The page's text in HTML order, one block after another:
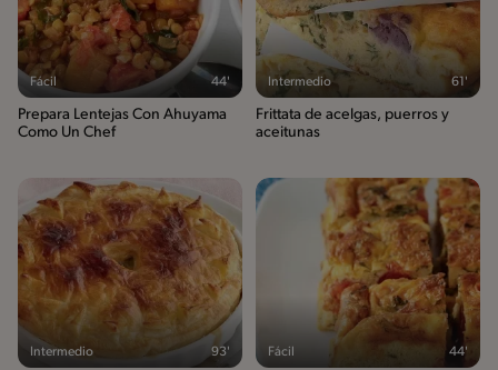
Fácil 44'
Prepara Lentejas Con Ahuyama
Como Un Chef
Intermedio 61'
Frittata de acelgas, puerros y
aceitunas
Intermedio 93' Fácil 44'